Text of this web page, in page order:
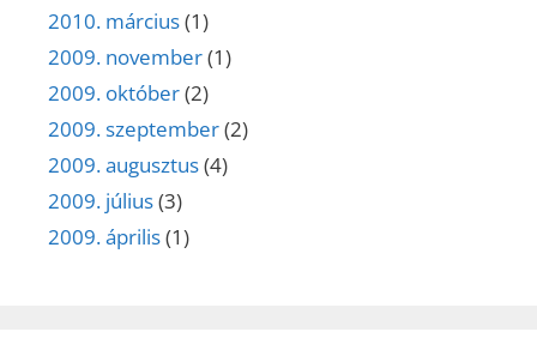
2010. március(1)
2009. november(1)
2009. október(2)
2009. szeptember(2)
2009. augusztus(4)
2009. július(3)
2009. április(1)